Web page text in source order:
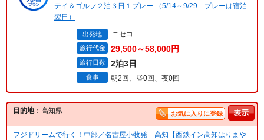
テイ＆ゴルフ２泊３日１プレー （5/14～9/29 プレーは宿泊
翌日）
出発地 ニセコ
旅行代金 29,500～58,000円
旅行日数 2泊3日
食事 朝2回、昼0回、夜0回
目的地：高知県 お気に入りに登録
フジドリームで行く！中部／名古屋小牧発 高知【西鉄イン高知はりまや